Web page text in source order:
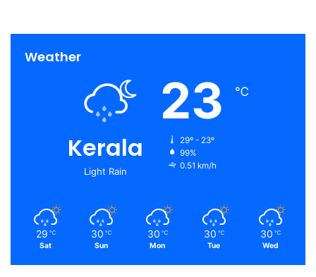
Weather
Kerala
Light Rain
23 ℃
29º - 23º
99%
0.51 km/h
29 ℃
Sat
30 ℃
Sun
30 ℃
Mon
30 ℃
Tue
30 ℃
Wed